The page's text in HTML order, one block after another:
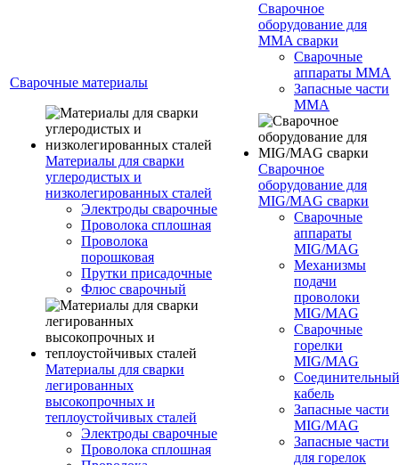
Сварочные материалы
Материалы для сварки
углеродистых и
низколегированных сталей
Электроды сварочные
Проволока сплошная
Проволока
порошковая
Прутки присадочные
Флюс сварочный
Материалы для сварки
легированных
высокопрочных и
теплоустойчивых сталей
Электроды сварочные
Проволока сплошная
Сварочное
оборудование для
MMA сварки
Сварочные
аппараты MMA
Запасные части
MMA
Сварочное
оборудование для
MIG/MAG сварки
Сварочные
аппараты
MIG/MAG
Механизмы
подачи
проволоки
MIG/MAG
Сварочные
горелки
MIG/MAG
Соединительный
кабель
Запасные части
MIG/MAG
Запасные части
для горелок